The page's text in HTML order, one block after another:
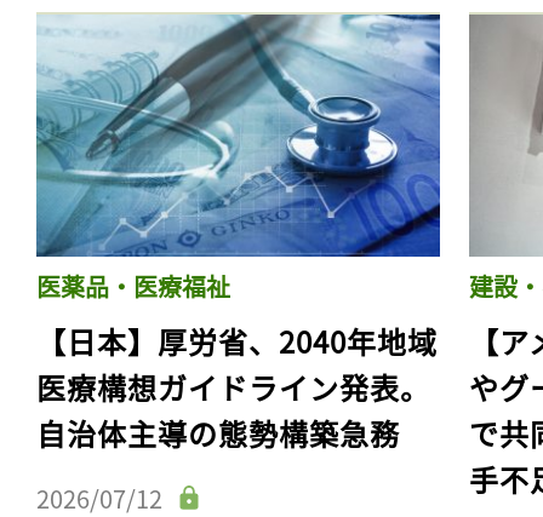
医薬品・医療福祉
【日本】厚労省、2040年地域
医療構想ガイドライン発表。
自治体主導の態勢構築急務
2026/07/12
建設
【
やグ
で共
手不